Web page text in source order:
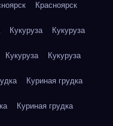
Красноярск
Кукуруза Кукуруза
Кукуруза Кукуруза
Куриная грудка
Куриная грудка